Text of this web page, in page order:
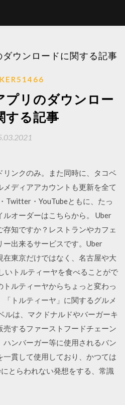
ウンロードに関する記事
プリのダウンロー
する記事
リンクのみ。また同時に、タコベ
ディアアカウントも更新を全て
Twitter・YouTubeともに、たっ
オーダーはこちらから。 Uber
知ですか？レストランやカフェ
出来るサービスです。Uber
東京だけではなく、名古屋や大
いトルティーヤを食べることがで
ルティーヤからちょっと変わっ
トルティーヤ」に関するグルメ
ルは、マクドナルドやバーガーキ
売するファーストフードチェーン
ハンバーガー等に使用されるバン
一貫して使用しており、かつては
にとらわれない発想をする、常識